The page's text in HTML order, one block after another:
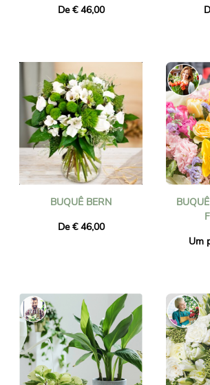
De € 46,00
BUQUÊ BERN
De € 46,00
Um